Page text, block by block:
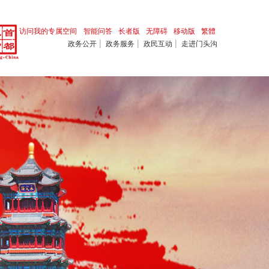
繁體
移动版
无障碍
长者版
智能问答
访问我的专属空间
政务公开 | 政务服务 | 政民互动 | 走进门头沟